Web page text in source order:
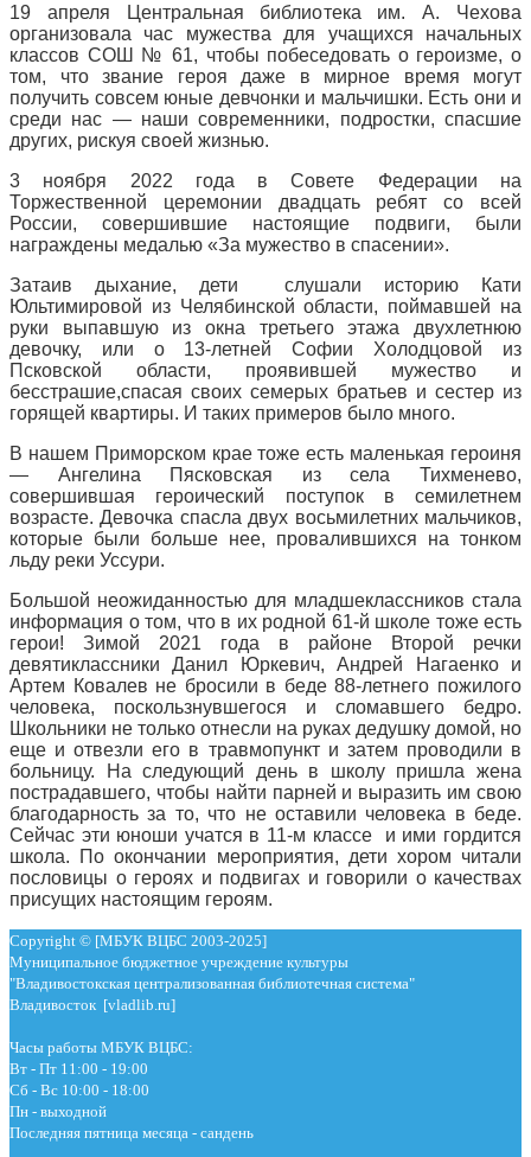
19 апреля Центральная библиотека им. А. Чехова
организовала час мужества для учащихся начальных
классов СОШ № 61, чтобы побеседовать о героизме, о
том, что звание героя даже в мирное время могут
получить совсем юные девчонки и мальчишки. Есть они и
среди нас — наши современники, подростки, спасшие
других, рискуя своей жизнью.
3 ноября 2022 года в Совете Федерации на
Торжественной церемонии двадцать ребят со всей
России, совершившие настоящие подвиги, были
награждены медалью «За мужество в спасении».
Затаив дыхание, дети слушали историю Кати
Юльтимировой из Челябинской области, поймавшей на
руки выпавшую из окна третьего этажа двухлетнюю
девочку, или о 13-летней Софии Холодцовой из
Псковской области, проявившей мужество и
бесстрашие,спасая своих семерых братьев и сестер из
горящей квартиры. И таких примеров было много.
В нашем Приморском крае тоже есть маленькая героиня
— Ангелина Пясковская из села Тихменево,
совершившая героический поступок в семилетнем
возрасте. Девочка спасла двух восьмилетних мальчиков,
которые были больше нее, провалившихся на тонком
льду реки Уссури.
Большой неожиданностью для младшеклассников стала
информация о том, что в их родной 61-й школе тоже есть
герои! Зимой 2021 года в районе Второй речки
девятиклассники Данил Юркевич, Андрей Нагаенко и
Артем Ковалев не бросили в беде 88-летнего пожилого
человека, поскользнувшегося и сломавшего бедро.
Школьники не только отнесли на руках дедушку домой, но
еще и отвезли его в травмопункт и затем проводили в
больницу. На следующий день в школу пришла жена
пострадавшего, чтобы найти парней и выразить им свою
благодарность за то, что не оставили человека в беде.
Сейчас эти юноши учатся в 11-м классе и ими гордится
школа. По окончании мероприятия, дети хором читали
пословицы о героях и подвигах и говорили о качествах
присущих настоящим героям.
Copyright © [МБУК ВЦБС 2003-2025]
Муниципальное бюджетное учреждение культуры
"Владивостокская централизованная библиотечная система"
Владивосток [vladlib.ru]
Часы работы МБУК ВЦБС:
Вт - Пт 11:00 - 19:00
Сб - Вс 10:00 - 18:00
Пн - выходной
Последняя пятница месяца - сандень